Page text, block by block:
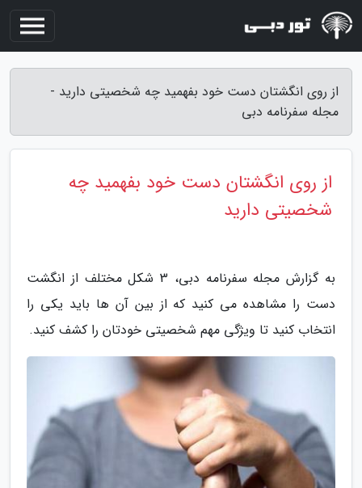
از روی انگشتان دست خود بفهمید چه شخصیتی دارید -
مجله سفرنامه دبی
از روی انگشتان دست خود بفهمید چه
شخصیتی دارید
به گزارش مجله سفرنامه دبی، 3 شکل مختلف از انگشت
دست را مشاهده می کنید که از بین آن ها باید یکی را
انتخاب کنید تا ویژگی مهم شخصیتی خودتان را کشف کنید.